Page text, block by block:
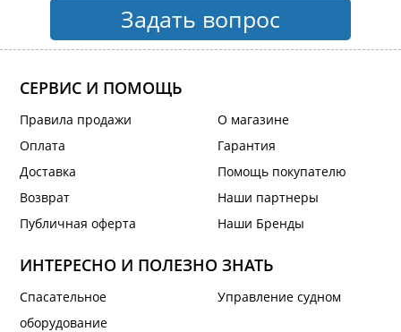
Задать вопрос
СЕРВИС И ПОМОЩЬ
Правила продажи
Оплата
Доставка
Возврат
Публичная оферта
О магазине
Гарантия
Помощь покупателю
Наши партнеры
Наши Бренды
ИНТЕРЕСНО И ПОЛЕЗНО ЗНАТЬ
Спасательное
оборудование
Управление судном